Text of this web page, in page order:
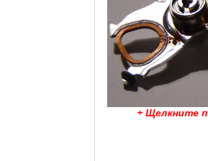
+ Щелкните